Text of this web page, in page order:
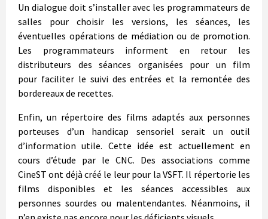
Un dialogue doit s’installer avec les programmateurs de
salles pour choisir les versions, les séances, les
éventuelles opérations de médiation ou de promotion.
Les programmateurs informent en retour les
distributeurs des séances organisées pour un film
pour faciliter le suivi des entrées et la remontée des
bordereaux de recettes.
Enfin, un répertoire des films adaptés aux personnes
porteuses d’un handicap sensoriel serait un outil
d’information utile. Cette idée est actuellement en
cours d’étude par le CNC. Des associations comme
CineST ont déjà créé le leur pour la VSFT. Il répertorie les
films disponibles et les séances accessibles aux
personnes sourdes ou malentendantes. Néanmoins, il